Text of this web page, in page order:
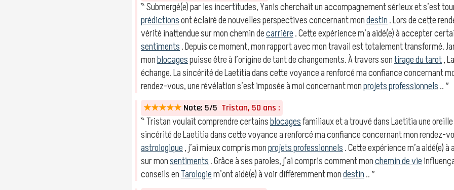
‶ Submergé(e) par les incertitudes, Yanis cherchait un accompagnement sérieux et s’est
prédictionsont éclairé de nouvelles perspectives concernant mondestin. Lors de cette
vérité inattendue sur mon chemin decarrière. Cette expérience m’a aidé(e) à accepter
sentiments. Depuis ce moment, mon rapport avec mon travail est totalement transformé.
monblocagespuisse être à l’origine de tant de changements. À travers sontirage du tarot,
échange. La sincérité de Laetitia dans cette voyance a renforcé ma confiance concernant
rendez-vous, une révélation s’est imposée à moi concernant monprojets professionnels.. ″
★★★★★ Note: 5/5 Tristan, 50 ans :
‶ Tristan voulait comprendre certainsblocagesfamiliaux et a trouvé dans Laetitia une
sincérité de Laetitia dans cette voyance a renforcé ma confiance concernant mon rendez-
astrologique, j’ai mieux compris monprojets professionnels. Cette expérience m’a aidé(e)
sur monsentiments. Grâce à ses paroles, j’ai compris comment monchemin de vie
conseils enTarologiem’ont aidé(e) à voir différemment mondestin.. ″